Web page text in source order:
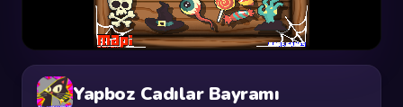
Yapboz Cadılar Bayramı